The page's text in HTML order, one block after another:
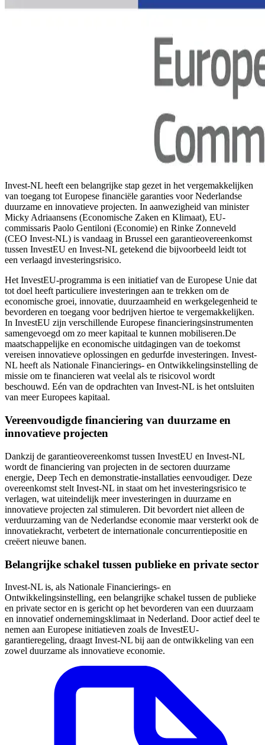
Invest-NL heeft een belangrijke stap gezet in het vergemakkelijken
van toegang tot Europese financiële garanties voor Nederlandse
duurzame en innovatieve projecten. In aanwezigheid van minister
Micky Adriaansens (Economische Zaken en Klimaat), EU-
commissaris Paolo Gentiloni (Economie) en Rinke Zonneveld
(CEO Invest-NL) is vandaag in Brussel een garantieovereenkomst
tussen InvestEU en Invest-NL getekend die bijvoorbeeld leidt tot
een verlaagd investeringsrisico.
Het InvestEU-programma is een initiatief van de Europese Unie dat
tot doel heeft particuliere investeringen aan te trekken om de
economische groei, innovatie, duurzaamheid en werkgelegenheid te
bevorderen en toegang voor bedrijven hiertoe te vergemakkelijken.
In InvestEU zijn verschillende Europese financieringsinstrumenten
samengevoegd om zo meer kapitaal te kunnen mobiliseren.De
maatschappelijke en economische uitdagingen van de toekomst
vereisen innovatieve oplossingen en gedurfde investeringen. Invest-
NL heeft als Nationale Financierings- en Ontwikkelingsinstelling de
missie om te financieren wat veelal als te risicovol wordt
beschouwd. Eén van de opdrachten van Invest-NL is het ontsluiten
van meer Europees kapitaal.
Vereenvoudigde financiering van duurzame en
innovatieve projecten
Dankzij de garantieovereenkomst tussen InvestEU en Invest-NL
wordt de financiering van projecten in de sectoren duurzame
energie, Deep Tech en demonstratie-installaties eenvoudiger. Deze
overeenkomst stelt Invest-NL in staat om het investeringsrisico te
verlagen, wat uiteindelijk meer investeringen in duurzame en
innovatieve projecten zal stimuleren. Dit bevordert niet alleen de
verduurzaming van de Nederlandse economie maar versterkt ook de
innovatiekracht, verbetert de internationale concurrentiepositie en
creëert nieuwe banen.
Belangrijke schakel tussen publieke en private sector
Invest-NL is, als Nationale Financierings- en
Ontwikkelingsinstelling, een belangrijke schakel tussen de publieke
en private sector en is gericht op het bevorderen van een duurzaam
en innovatief ondernemingsklimaat in Nederland. Door actief deel te
nemen aan Europese initiatieven zoals de InvestEU-
garantieregeling, draagt Invest-NL bij aan de ontwikkeling van een
zowel duurzame als innovatieve economie.